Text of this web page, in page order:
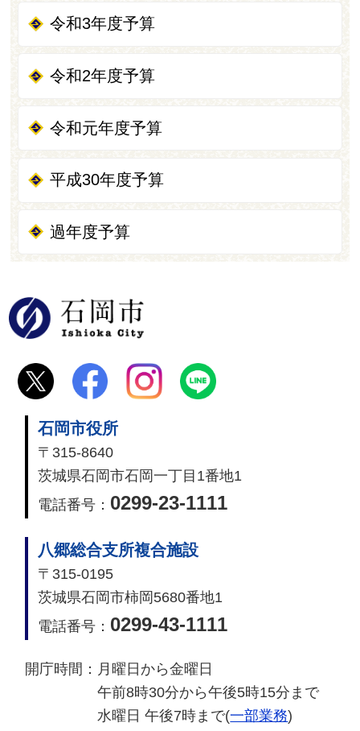
令和3年度予算
令和2年度予算
令和元年度予算
平成30年度予算
過年度予算
石岡市役所
〒315-8640
茨城県石岡市石岡一丁目1番地1
電話番号： 0299-23-1111
八郷総合支所複合施設
〒315-0195
茨城県石岡市柿岡5680番地1
電話番号： 0299-43-1111
開庁時間： 月曜日から金曜日
午前8時30分から午後5時15分まで
水曜日 午後7時まで(一部業務)